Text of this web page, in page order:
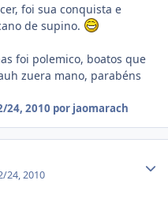
foi sua conquista e
de supino.
foi polemico, boatos que
zuera mano, parabéns
24, 2010 por jaomarach
24, 2010